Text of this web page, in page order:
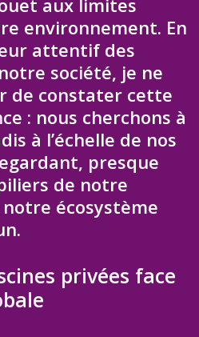
environnement. En
attentif des
société, je ne
de constater cette
: nous cherchons à
à l’échelle de nos
presque
de notre
écosystème
privées face